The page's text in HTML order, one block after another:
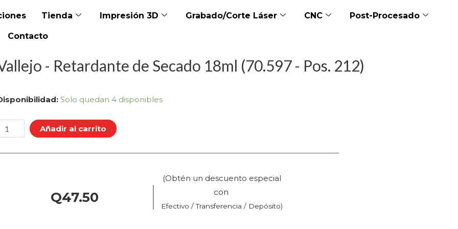
Tienda Impresión 3D Grabado/Corte Láser CNC Post-Procesado
Contacto
- Retardante de Secado 18ml (70.597 - Pos. 212)
Solo quedan 4 disponibles
Retardante Añadir al carrito
Q47.50
(Obtén un descuento especial
con
Efectivo / Transferencia / Depósito)